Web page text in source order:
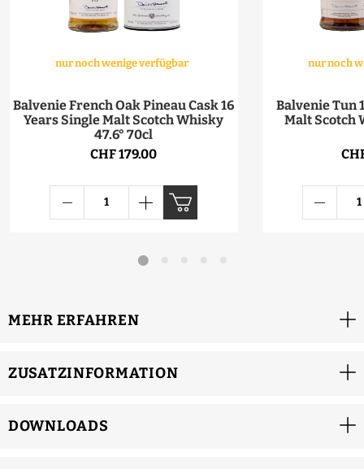
nur noch wenige verfügbar
Balvenie French Oak Pineau Cask 16
Years Single Malt Scotch Whisky
47.6° 70cl
CHF 179.00
nur noch
Balvenie Tun
Malt Scotch
MEHR ERFAHREN
ZUSATZINFORMATION
DOWNLOADS